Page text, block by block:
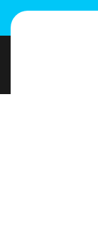
INSCRIVEZ-